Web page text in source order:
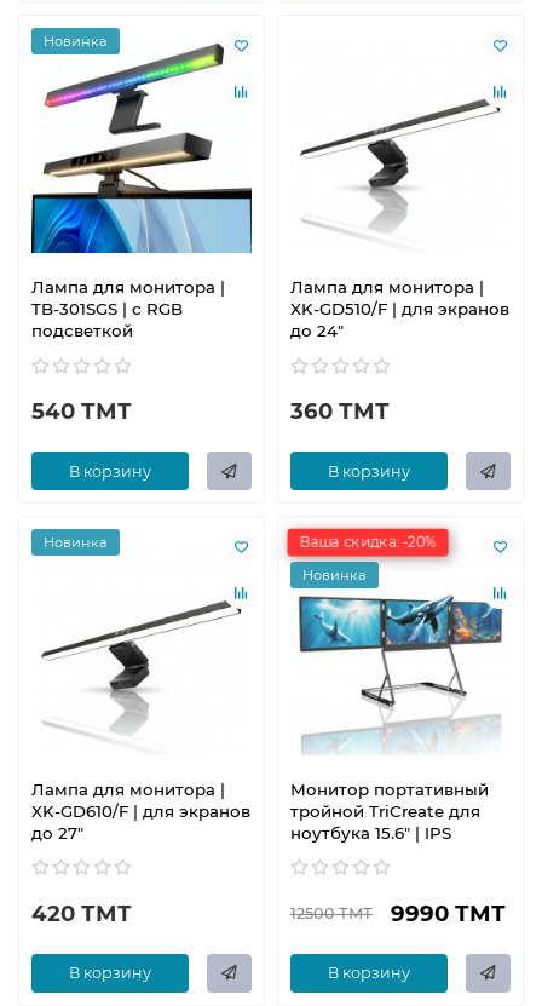
Новинка
Лампа для монитора |
TB-301SGS | c RGB
подсветкой
540 ТМТ
В корзину
Лампа для монитора |
XK-GD510/F | для экранов
до 24"
360 ТМТ
В корзину
Новинка
Лампа для монитора |
XK-GD610/F | для экранов
до 27"
420 ТМТ
В корзину
Ваша скидка: -20%
Новинка
Монитор портативный
тройной TriCreate для
ноутбука 15.6" | IPS
12500 ТМТ 9990 ТМТ
В корзину